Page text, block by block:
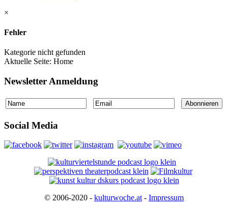
×
Fehler
Kategorie nicht gefunden
Aktuelle Seite: Home
Newsletter Anmeldung
Social Media
© 2006-2020 - kulturwoche.at - Impressum